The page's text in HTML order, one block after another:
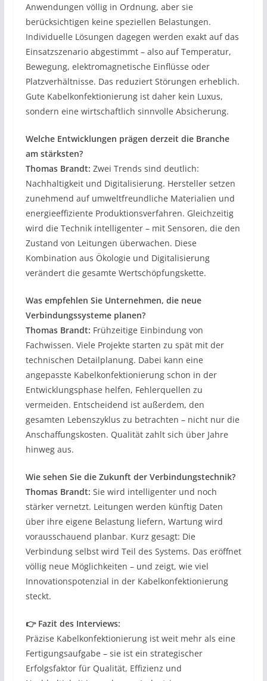
Anwendungen völlig in Ordnung, aber sie
berücksichtigen keine speziellen Belastungen.
Individuelle Lösungen dagegen werden exakt auf das
Einsatzszenario abgestimmt – also auf Temperatur,
Bewegung, elektromagnetische Einflüsse oder
Platzverhältnisse. Das reduziert Störungen erheblich.
Gute Kabelkonfektionierung ist daher kein Luxus,
sondern eine wirtschaftlich sinnvolle Absicherung.
Welche Entwicklungen prägen derzeit die Branche
am stärksten?
Thomas Brandt: Zwei Trends sind deutlich:
Nachhaltigkeit und Digitalisierung. Hersteller setzen
zunehmend auf umweltfreundliche Materialien und
energieeffiziente Produktionsverfahren. Gleichzeitig
wird die Technik intelligenter – mit Sensoren, die den
Zustand von Leitungen überwachen. Diese
Kombination aus Ökologie und Digitalisierung
verändert die gesamte Wertschöpfungskette.
Was empfehlen Sie Unternehmen, die neue
Verbindungssysteme planen?
Thomas Brandt: Frühzeitige Einbindung von
Fachwissen. Viele Projekte starten zu spät mit der
technischen Detailplanung. Dabei kann eine
angepasste Kabelkonfektionierung schon in der
Entwicklungsphase helfen, Fehlerquellen zu
vermeiden. Entscheidend ist außerdem, den
gesamten Lebenszyklus zu betrachten – nicht nur die
Anschaffungskosten. Qualität zahlt sich über Jahre
hinweg aus.
Wie sehen Sie die Zukunft der Verbindungstechnik?
Thomas Brandt: Sie wird intelligenter und noch
stärker vernetzt. Leitungen werden künftig Daten
über ihre eigene Belastung liefern, Wartung wird
vorausschauend planbar. Kurz gesagt: Die
Verbindung selbst wird Teil des Systems. Das eröffnet
völlig neue Möglichkeiten – und zeigt, wie viel
Innovationspotenzial in der Kabelkonfektionierung
steckt.
👉 Fazit des Interviews:
Präzise Kabelkonfektionierung ist weit mehr als eine
Fertigungsaufgabe – sie ist ein strategischer
Erfolgsfaktor für Qualität, Effizienz und